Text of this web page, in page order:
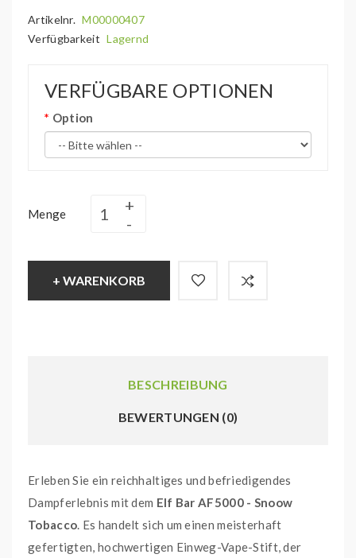
Artikelnr. M00000407
Verfügbarkeit Lagernd
VERFÜGBARE OPTIONEN
Option
Menge
+ WARENKORB
BESCHREIBUNG
BEWERTUNGEN (0)
Erleben Sie ein reichhaltiges und befriedigendes
Dampferlebnis mit dem Elf Bar AF5000 - Snoow
Tobacco. Es handelt sich um einen meisterhaft
gefertigten, hochwertigen Einweg-Vape-Stift, der